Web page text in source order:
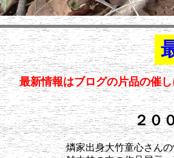
最新情報はブログの片品の催
２０
燐家出身大竹童心さん